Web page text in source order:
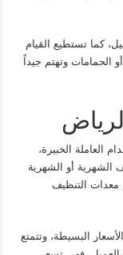
كما تستطيع القيام
الحمامات وتهتم جيداً
العاملة الخبيرة،
الشهرية أو الشهرية
معدات التنظيف
البسيطة، وتتمتع